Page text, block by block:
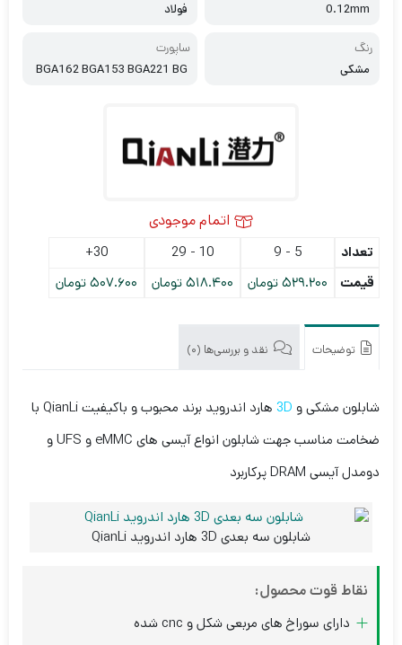
0.12mm
فولاد
رنگ
مشکی
ساپورت
BGA162 BGA153 BGA221 BG
اتمام موجودی
تعداد 5 - 9
10 - 29
30+
قیمت
529.200تومان 518.400تومان 507.600تومان
توضیحات نقد و بررسی‌ها (0)
شابلون مشکی و 3D
هارد اندروید برند محبوب و باکیفیت QianLi با
ضخامت مناسب جهت شابلون انواع آیسی های eMMC و UFS و
دومدل آیسی DRAM پرکاربرد
شابلون سه بعدی 3D هارد اندروید QianLi
نقاط قوت محصول:
دارای سوراخ های مربعی شکل و cnc شده